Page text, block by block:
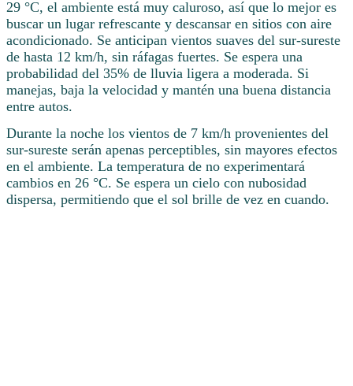
29 °C, el ambiente está muy caluroso, así que lo mejor es
buscar un lugar refrescante y descansar en sitios con aire
acondicionado. Se anticipan vientos suaves del sur-sureste
de hasta 12 km/h, sin ráfagas fuertes. Se espera una
probabilidad del 35% de lluvia ligera a moderada. Si
manejas, baja la velocidad y mantén una buena distancia
entre autos.
Durante la noche los vientos de 7 km/h provenientes del
sur-sureste serán apenas perceptibles, sin mayores efectos
en el ambiente. La temperatura de no experimentará
cambios en 26 °C. Se espera un cielo con nubosidad
dispersa, permitiendo que el sol brille de vez en cuando.